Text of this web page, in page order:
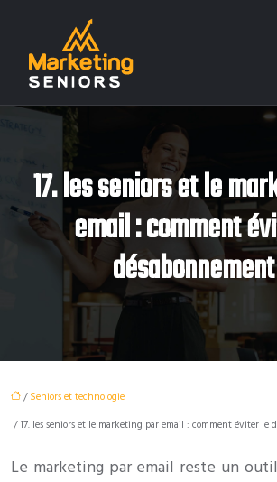
17. les seniors et le
email : comment
/Seniors et technologie
/ 17. les seniors et le marketing par email : comment éviter le
Le marketing par email reste un